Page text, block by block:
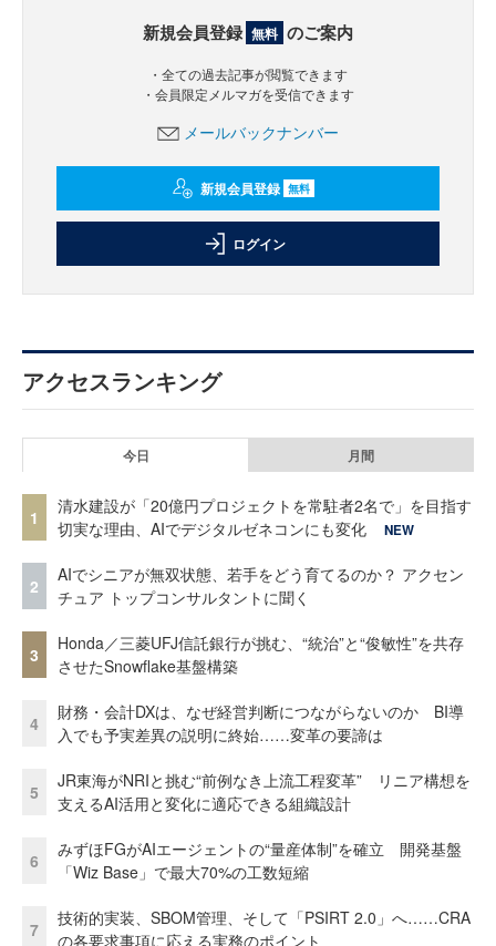
新規会員登録 無料 のご案内
・全ての過去記事が閲覧できます
・会員限定メルマガを受信できます
メールバックナンバー
新規会員登録 無料
ログイン
アクセスランキング
今日 月間
1
清水建設が「20億円プロジェクトを常駐者2名で」を目指す
切実な理由、AIでデジタルゼネコンにも変化
NEW
2
AIでシニアが無双状態、若手をどう育てるのか？ アクセン
チュア トップコンサルタントに聞く
3
Honda／三菱UFJ信託銀行が挑む、“統治”と“俊敏性”を共存
させたSnowflake基盤構築
4
財務・会計DXは、なぜ経営判断につながらないのか BI導
入でも予実差異の説明に終始……変革の要諦は
5
JR東海がNRIと挑む“前例なき上流工程変革” リニア構想を
支えるAI活用と変化に適応できる組織設計
6
みずほFGがAIエージェントの“量産体制”を確立 開発基盤
「Wiz Base」で最大70%の工数短縮
7
技術的実装、SBOM管理、そして「PSIRT 2.0」へ……CRA
の各要求事項に応える実務のポイント